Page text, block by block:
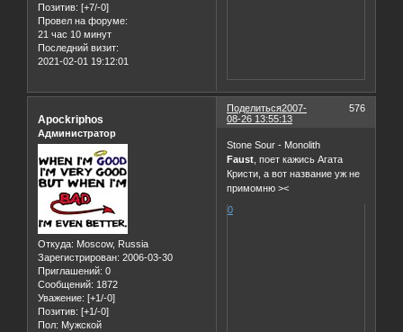
Позитив: [+7/-0]
Провел на форуме:
21 час 10 минут
Последний визит:
2021-02-01 19:12:01
Поделиться 576
2007-
08-26 13:55:13
Apockriphos
Администратор
Откуда: Moscow, Russia
Зарегистрирован: 2006-03-30
Приглашений: 0
Сообщений: 1872
Уважение: [+1/-0]
Позитив: [+1/-0]
Пол: Мужской
Stone Sour - Monolith
Faust , поет кажись Агата
Кристи, а вот название уж не
примомню ><
0